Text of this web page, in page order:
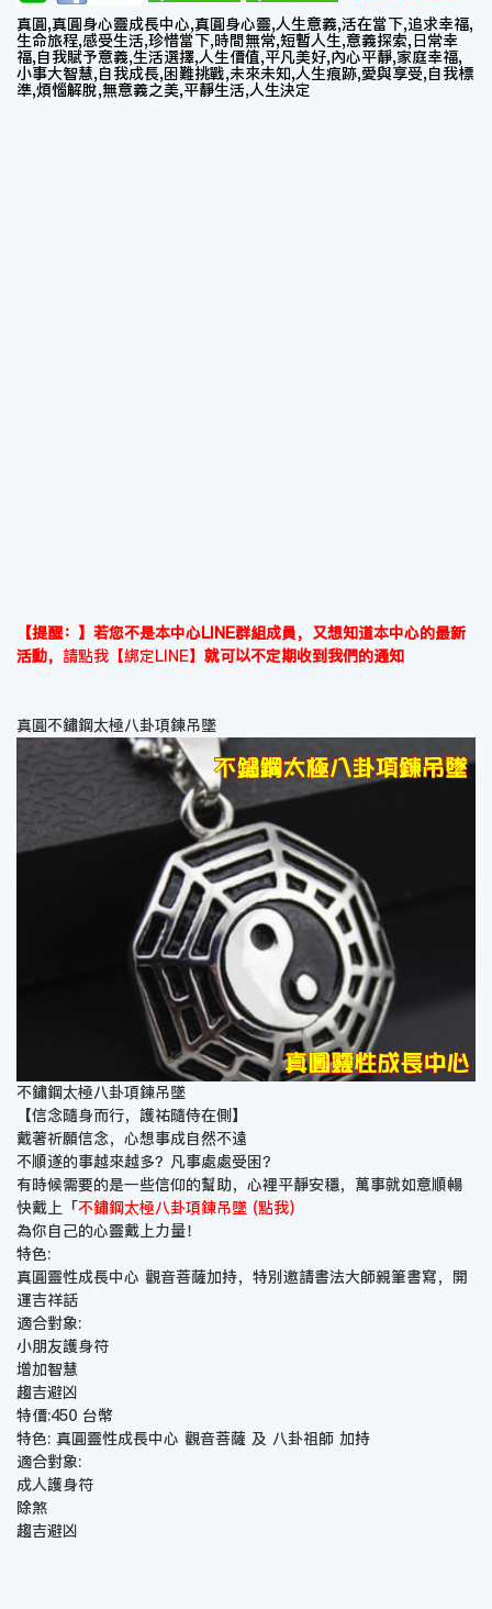
真圓,真圓身心靈成長中心,真圓身心靈,人生意義,活在當下,追求幸福,
生命旅程,感受生活,珍惜當下,時間無常,短暫人生,意義探索,日常幸
福,自我賦予意義,生活選擇,人生價值,平凡美好,內心平靜,家庭幸福,
小事大智慧,自我成長,困難挑戰,未來未知,人生痕跡,愛與享受,自我標
準,煩惱解脫,無意義之美,平靜生活,人生決定
【提醒：】若您不是本中心LINE群組成員，又想知道本中心的最新
活動， 請點我【綁定LINE】 就可以不定期收到我們的通知
真圓不鏽鋼太極八卦項鍊吊墜
不鏽鋼太極八卦項鍊吊墜
【信念隨身而行，護祐隨侍在側】
戴著祈願信念，心想事成自然不遠
不順遂的事越來越多？凡事處處受困？
有時候需要的是一些信仰的幫助，心裡平靜安穩，萬事就如意順暢
快戴上「不鏽鋼太極八卦項鍊吊墜 (點我)
為你自己的心靈戴上力量！
特色:
真圓靈性成長中心 觀音菩薩加持，特別邀請書法大師親筆書寫，開
運吉祥話
適合對象:
小朋友護身符
增加智慧
趨吉避凶
特價:450 台幣
特色: 真圓靈性成長中心 觀音菩薩 及 八卦祖師 加持
適合對象:
成人護身符
除煞
趨吉避凶